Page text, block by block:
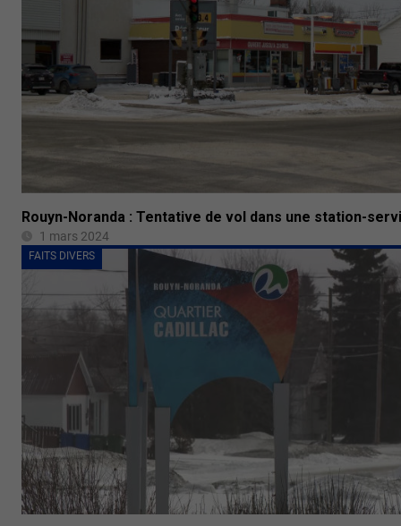
Rouyn-Noranda : Tentative de vol dans une station-
1 mars 2024
FAITS DIVERS